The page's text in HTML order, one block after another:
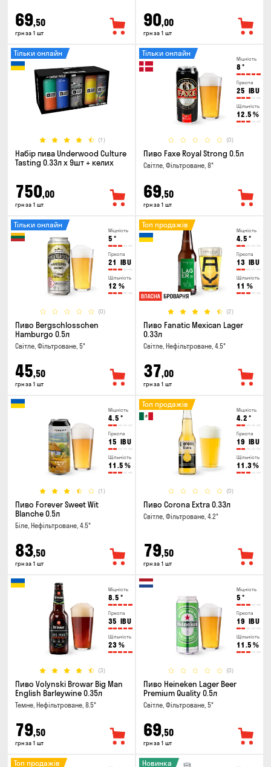
69,50
грн за 1 шт
90,00
грн за 1 шт
(1)
Тільки онлайн
Набір пива Underwood Culture
Tasting 0.33л x 9шт + келих
750,00
грн за 1 шт
Міцність
8 °
Гіркота
25 IBU
Щільність
12.5 %
(0)
Тільки онлайн
Пиво Faxe Royal Strong 0.5л
Світле, Фільтроване, 8°
69,50
грн за 1 шт
Міцність
5 °
Гіркота
21 IBU
Щільність
12 %
(0)
Тільки онлайн
Пиво Bergschlosschen
Hamburgo 0.5л
Світле, Фільтроване, 5°
45,50
грн за 1 шт
Міцність
4.5 °
Гіркота
13 IBU
Щільність
11 %
(2)
Топ продажів
Пиво Fanatic Mexican Lager
0.33л
Світле, Нефільтроване, 4.5°
37,00
грн за 1 шт
Міцність
4.5 °
Гіркота
15 IBU
Щільність
11.5 %
(1)
Пиво Forever Sweet Wit
Blanche 0.5л
Біле, Нефільтроване, 4.5°
83,50
грн за 1 шт
Міцність
4.2 °
Гіркота
19 IBU
Щільність
11.3%
(0)
Топ продажів
Пиво Corona Extra 0.33л
Світле, Фільтроване, 4.2°
79,50
грн за 1 шт
Міцність
8.5 °
Гіркота
35 IBU
Щільність
23 %
(3)
Пиво Volynski Browar Big Man
English Barleywine 0.35л
Темне, Нефільтроване, 8.5°
79,50
грн за 1 шт
Міцність
5 °
Гіркота
19 IBU
Щільність
11.5 %
(0)
Пиво Heineken Lager Beer
Premium Quality 0.5л
Світле, Фільтроване, 5°
69,50
грн за 1 шт
Топ продажів Новинка